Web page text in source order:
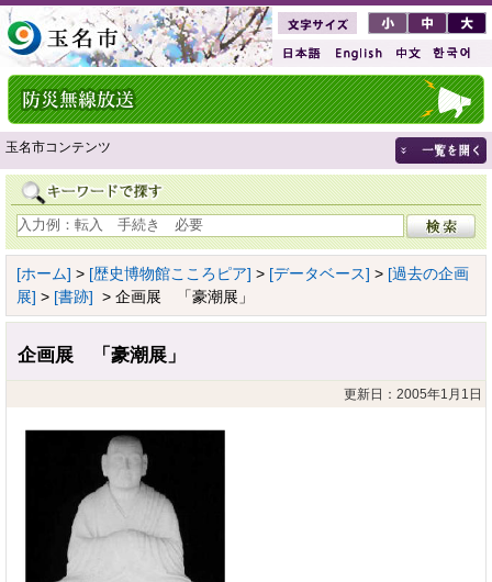
玉名市コンテンツ
[ホーム] > [歴史博物館こころピア] > [データベース] > [過去の企画
展] > [書跡] > 企画展 「豪潮展」
企画展 「豪潮展」
更新日：2005年1月1日